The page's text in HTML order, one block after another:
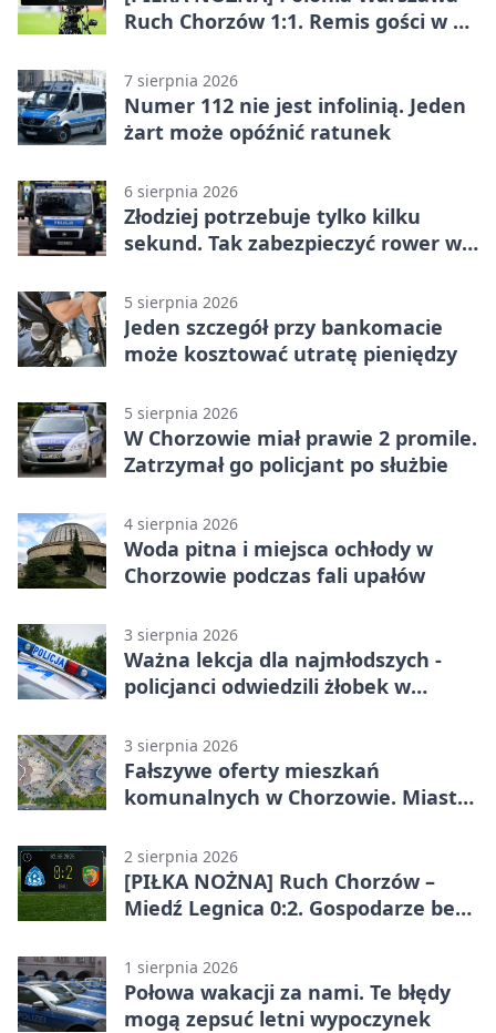
Ruch Chorzów 1:1. Remis gości w 3.
7 sierpnia 2026
Numer 112 nie jest infolinią. Jeden
żart może opóźnić ratunek
6 sierpnia 2026
Złodziej potrzebuje tylko kilku
sekund. Tak zabezpieczyć rower w
5 sierpnia 2026
Jeden szczegół przy bankomacie
może kosztować utratę pieniędzy
5 sierpnia 2026
W Chorzowie miał prawie 2 promile.
Zatrzymał go policjant po służbie
4 sierpnia 2026
Woda pitna i miejsca ochłody w
Chorzowie podczas fali upałów
3 sierpnia 2026
Ważna lekcja dla najmłodszych -
policjanci odwiedzili żłobek w
3 sierpnia 2026
Fałszywe oferty mieszkań
komunalnych w Chorzowie. Miasto
2 sierpnia 2026
[PIŁKA NOŻNA] Ruch Chorzów –
Miedź Legnica 0:2. Gospodarze bez
1 sierpnia 2026
Połowa wakacji za nami. Te błędy
mogą zepsuć letni wypoczynek